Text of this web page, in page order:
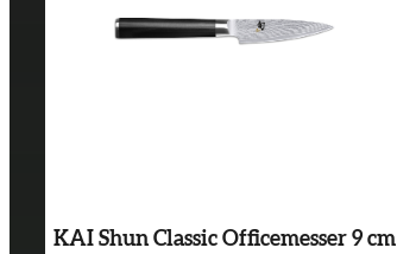
KAI Shun Classic Officemesser 9 cm